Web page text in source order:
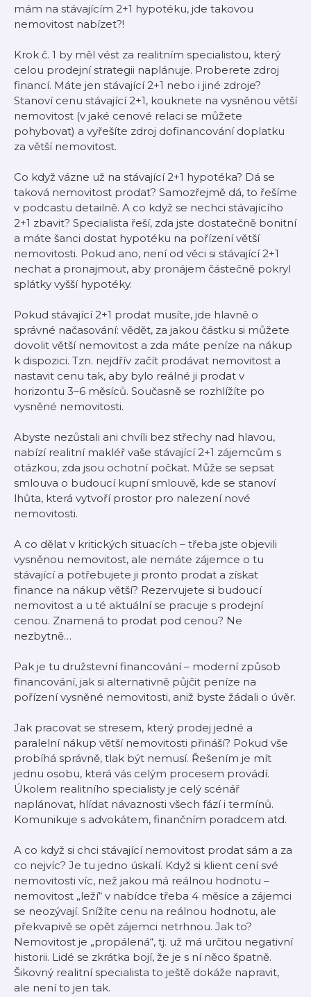
mám na stávajícím 2+1 hypotéku, jde takovou
nemovitost nabízet?!
Krok č. 1 by měl vést za realitním specialistou, který
celou prodejní strategii naplánuje. Proberete zdroj
financí. Máte jen stávající 2+1 nebo i jiné zdroje?
Stanoví cenu stávající 2+1, kouknete na vysněnou větší
nemovitost (v jaké cenové relaci se můžete
pohybovat) a vyřešíte zdroj dofinancování doplatku
za větší nemovitost.
Co když vázne už na stávající 2+1 hypotéka? Dá se
taková nemovitost prodat? Samozřejmě dá, to řešíme
v podcastu detailně. A co když se nechci stávajícího
2+1 zbavit? Specialista řeší, zda jste dostatečně bonitní
a máte šanci dostat hypotéku na pořízení větší
nemovitosti. Pokud ano, není od věci si stávající 2+1
nechat a pronajmout, aby pronájem částečně pokryl
splátky vyšší hypotéky.
Pokud stávající 2+1 prodat musíte, jde hlavně o
správné načasování: vědět, za jakou částku si můžete
dovolit větší nemovitost a zda máte peníze na nákup
k dispozici. Tzn. nejdřív začít prodávat nemovitost a
nastavit cenu tak, aby bylo reálné ji prodat v
horizontu 3–6 měsíců. Současně se rozhlížíte po
vysněné nemovitosti.
Abyste nezůstali ani chvíli bez střechy nad hlavou,
nabízí realitní makléř vaše stávající 2+1 zájemcům s
otázkou, zda jsou ochotní počkat. Může se sepsat
smlouva o budoucí kupní smlouvě, kde se stanoví
lhůta, která vytvoří prostor pro nalezení nové
nemovitosti.
A co dělat v kritických situacích – třeba jste objevili
vysněnou nemovitost, ale nemáte zájemce o tu
stávající a potřebujete ji pronto prodat a získat
finance na nákup větší? Rezervujete si budoucí
nemovitost a u té aktuální se pracuje s prodejní
cenou. Znamená to prodat pod cenou? Ne
nezbytně…
Pak je tu družstevní financování – moderní způsob
financování, jak si alternativně půjčit peníze na
pořízení vysněné nemovitosti, aniž byste žádali o úvěr.
Jak pracovat se stresem, který prodej jedné a
paralelní nákup větší nemovitosti přináší? Pokud vše
probíhá správně, tlak být nemusí. Řešením je mít
jednu osobu, která vás celým procesem provádí.
Úkolem realitního specialisty je celý scénář
naplánovat, hlídat návaznosti všech fází i termínů.
Komunikuje s advokátem, finančním poradcem atd.
A co když si chci stávající nemovitost prodat sám a za
co nejvíc? Je tu jedno úskalí. Když si klient cení své
nemovitosti víc, než jakou má reálnou hodnotu –
nemovitost „leží“ v nabídce třeba 4 měsíce a zájemci
se neozývají. Snížíte cenu na reálnou hodnotu, ale
překvapivě se opět zájemci netrhnou. Jak to?
Nemovitost je „propálená“, tj. už má určitou negativní
historii. Lidé se zkrátka bojí, že je s ní něco špatně.
Šikovný realitní specialista to ještě dokáže napravit,
ale není to jen tak.